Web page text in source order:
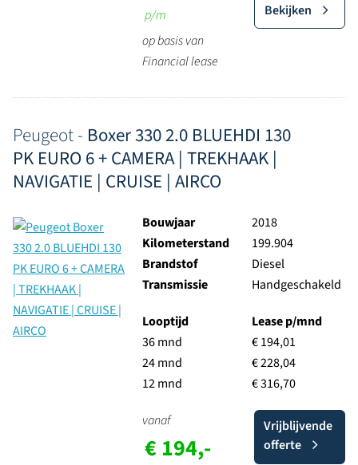
p/m
op basis van
Financial lease
Bekijken
Peugeot - Boxer 330 2.0 BLUEHDI 130
PK EURO 6 + CAMERA | TREKHAAK |
NAVIGATIE | CRUISE | AIRCO
Bouwjaar
2018
Kilometerstand
199.904
Brandstof
Diesel
Transmissie
Handgeschakeld
Looptijd
36 mnd
24 mnd
12 mnd
Lease p/mnd
€ 194,01
€ 228,04
€ 316,70
vanaf
€ 194,-
Vrijblijvende
offerte